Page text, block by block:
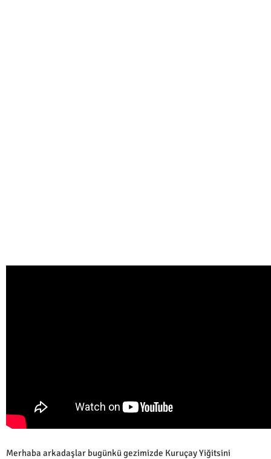
Merhaba arkadaşlar bugünkü gezimizde Kuruçay Yiğitsini